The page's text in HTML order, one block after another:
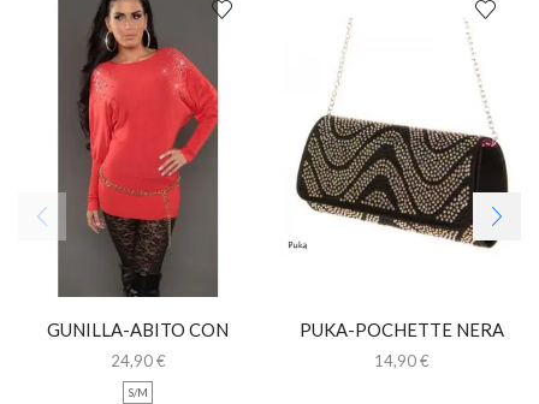
GUNILLA-ABITO CON
MANICHE A PIPISTRELLO
24,90€
S/M
PUKA-POCHETTE NERA
CON STRASS
14,90€